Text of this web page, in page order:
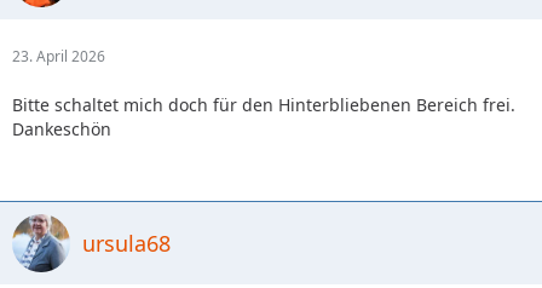
23. April 2026
Bitte schaltet mich doch für den Hinterbliebenen Bereich frei.
Dankeschön
ursula68